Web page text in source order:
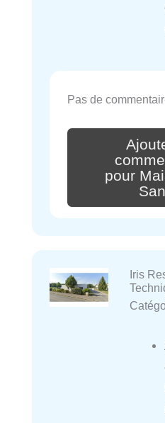
Pas de
pour
Iris